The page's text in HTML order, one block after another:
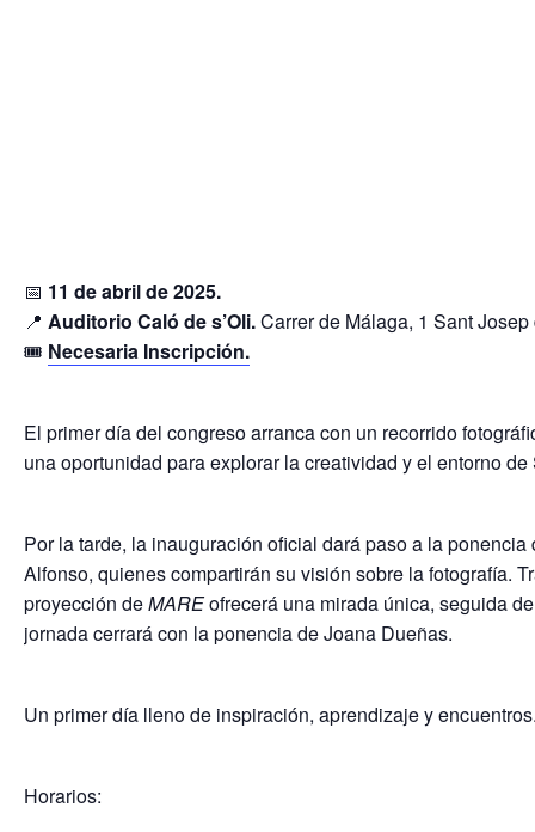
📅 11 de abril de 2025.
📍 Auditorio Caló de s’Oli.Carrer de Málaga, 1 Sant
🎟️ Necesaria Inscripción.
El primer día del congreso arranca con un recorrido
una oportunidad para explorar la creatividad y el entorno
Por la tarde, la inauguración oficial dará paso a la
Alfonso, quienes compartirán su visión sobre la fotografía.
proyección deMAREofrecerá una mirada única, seguida
jornada cerrará con la ponencia de Joana Dueñas.
Un primer día lleno de inspiración, aprendizaje y
Horarios: